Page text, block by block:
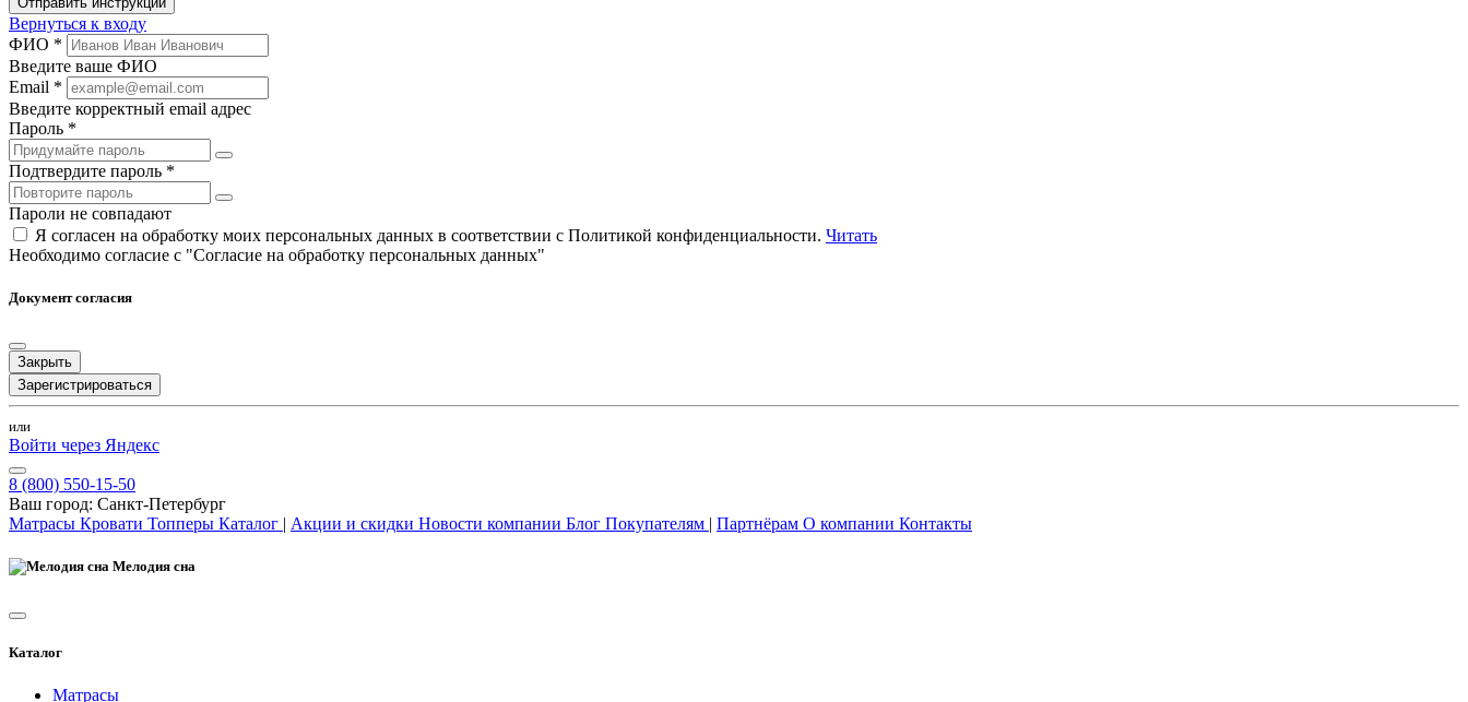
Вернуться к входу
ФИО *
Введите ваше ФИО
Email *
Введите корректный email адрес
Пароль *
Подтвердите пароль *
Пароли не совпадают
Я согласен на обработку моих персональных данных в соответствии с Политикой конфиденциальности. Читать
Необходимо согласие с "Согласие на обработку персональных данных"
Документ согласия
Закрыть
Зарегистрироваться
или
Войти через Яндекс
8 (800) 550-15-50
Ваш город: Санкт-Петербург
Матрасы Кровати Топперы Каталог | Акции и скидки Новости компании Блог Покупателям | Партнёрам О компании Контакты
Мелодия сна
Каталог
Матрасы